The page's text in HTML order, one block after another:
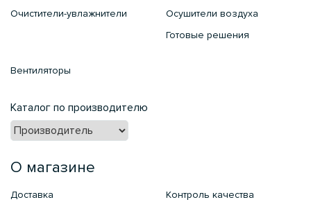
Очистители-увлажнители
Осушители воздуха
Готовые решения
Вентиляторы
Каталог по производителю
О магазине
Доставка
Контроль качества